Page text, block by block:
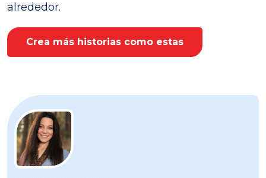
alrededor.
Crea más historias como estas